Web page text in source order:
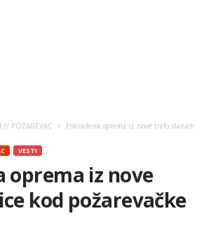
// POŽAREVAC
Pokradena oprema iz nove trafo stanice
VESTI
oprema iz nove
kod požarevačke